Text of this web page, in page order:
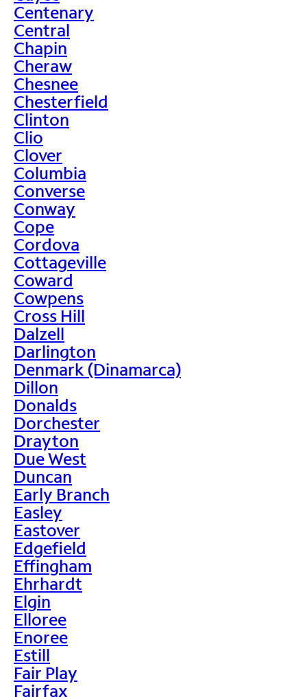
Centenary
Central
Chapin
Cheraw
Chesnee
Chesterfield
Clinton
Clio
Clover
Columbia
Converse
Conway
Cope
Cordova
Cottageville
Coward
Cowpens
Cross Hill
Dalzell
Darlington
Denmark (Dinamarca)
Dillon
Donalds
Dorchester
Drayton
Due West
Duncan
Early Branch
Easley
Eastover
Edgefield
Effingham
Ehrhardt
Elgin
Elloree
Enoree
Estill
Fair Play
Fairfax